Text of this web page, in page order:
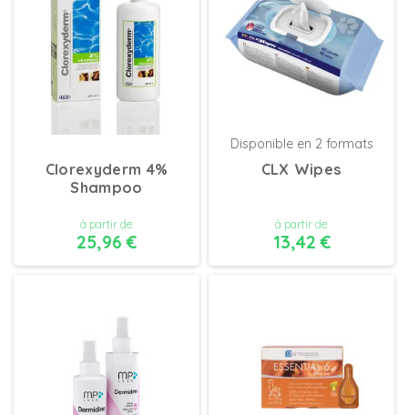
Clorexyderm 4%
Shampoo
à partir de
25,96 €
DÉTAILS
Disponible en 2 formats
CLX Wipes
à partir de
13,42 €